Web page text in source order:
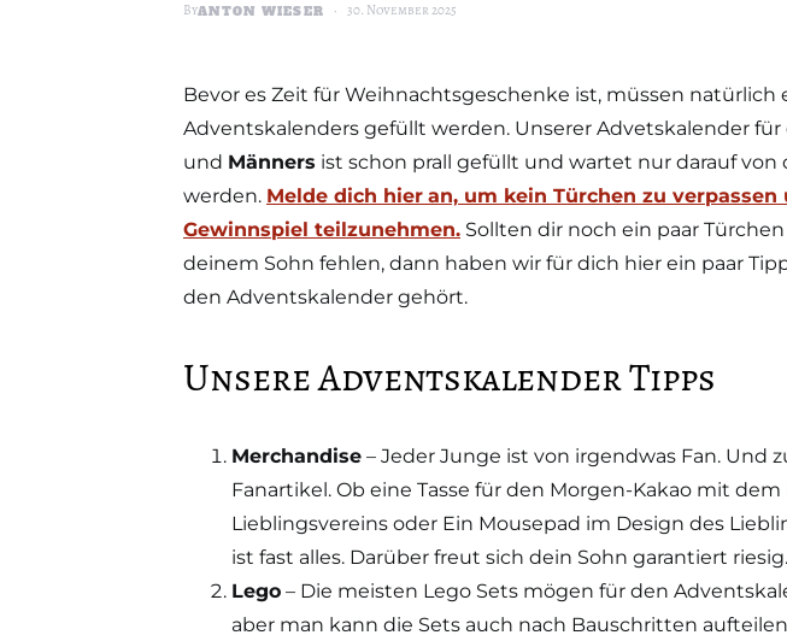
ByANTON WIESER 30. November 2025
Bevor es Zeit für Weihnachtsgeschenke ist, müssen natürlich
Adventskalenders gefüllt werden. Unserer Advetskalender für
und Männers ist schon prall gefüllt und wartet nur darauf von
werden. Melde dich hier an, um kein Türchen zu verpassen
Gewinnspiel teilzunehmen. Sollten dir noch ein paar
deinem Sohn fehlen, dann haben wir für dich hier ein paar
den Adventskalender gehört.
Unsere Adventskalender Tipps
Merchandise – Jeder Junge ist von irgendwas Fan. Und
Fanartikel. Ob eine Tasse für den Morgen-Kakao mit dem
Lieblingsvereins oder Ein Mousepad im Design des
ist fast alles. Darüber freut sich dein Sohn garantiert riesig.
Lego – Die meisten Lego Sets mögen für den
aber man kann die Sets auch nach Bauschritten